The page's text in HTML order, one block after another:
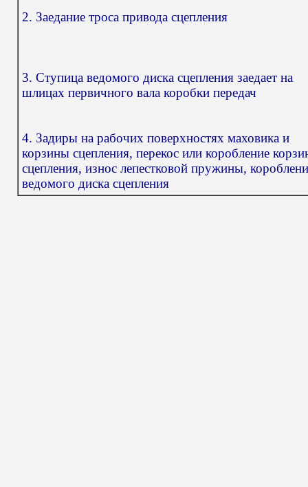
2. Заедание троса привода сцепления
3. Ступица ведомого диска сцепления заедает на
шлицах первичного вала коробки передач
4. Задиры на рабочих поверхностях маховика и
корзины сцепления, перекос или коробление
сцепления, износ лепестковой пружины,
ведомого диска сцепления